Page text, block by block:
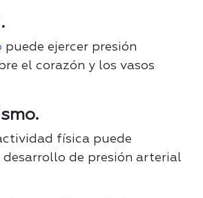
puede ejercer presión
el corazón y los vasos
física puede
de presión arterial